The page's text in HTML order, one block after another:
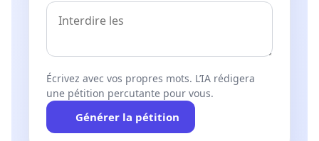
Écrivez avec vos propres mots. L’IA rédigera
une pétition percutante pour vous.
Générer la pétition